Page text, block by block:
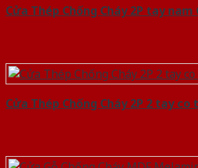
Cửa Thép Chống Cháy 2P tay nam
Cửa Thép Chống Cháy 2P 2 tay co